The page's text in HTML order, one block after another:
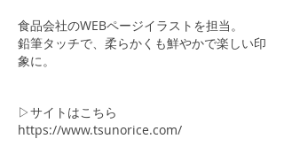
食品会社のWEBページイラストを担当。
​鉛筆タッチで、柔らかくも鮮やかで楽しい印
象に。
▷サイトはこちら
https://www.tsunorice.com/